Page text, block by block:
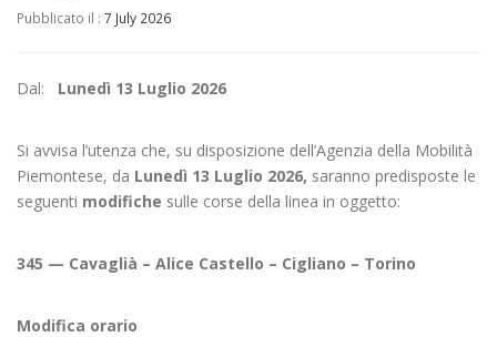
Pubblicato il : 7 July 2026
Dal: Lunedì 13 Luglio 2026
Si avvisa l’utenza che, su disposizione dell’Agenzia della Mobilità
Piemontese, da Lunedì 13 Luglio 2026, saranno predisposte le
seguenti modifiche sulle corse della linea in oggetto:
345 — Cavaglià – Alice Castello – Cigliano – Torino
Modifica orario